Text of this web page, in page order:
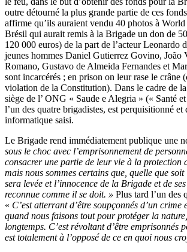
outre détourné la plus grande partie de ces
affirme qu’ils auraient vendu 40 photos à
Brésil qui aurait remis à la Brigade un don de
120 000 euros) de la part de l’acteur Leonardo
jeunes hommes Daniel Gutierrez Govino, João
Romano, Gustavo de Almeida Fernandes et
sont incarcérés ; en prison on leur rase le crâne
violation de la Constitution). Dans le cadre de
siège de l’ ONG « Saude e Alegria » (« Santé
l’un des quatre brigadistes, est perquisitionné et
informatique saisi.
Le Brigade rend immédiatement publique une
sous le choc avec l’emprisonnement de
consacrer une partie de leur vie à la protection
mais nous sommes certains que, quelle que soit
sera levée et l’innocence de la Brigade et de
reconnue comme il se doit. » Plus tard l’un des
« C’est atterrant d’être soupçonnés d’un crime
quand nous faisons tout pour protéger la
longtemps. C’est révoltant d’être emprisonnés
est totalement à l’opposé de ce en quoi nous